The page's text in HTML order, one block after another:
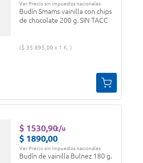
Ver Precio sin impuestos nacionales
Budín Smams vainilla con chips
de chocolate 200 g. SIN TACC
$ 35.895,00 1 K.
$ 1530,90c/u
$ 1890,00
Ver Precio sin impuestos nacionales
Budín de vainilla Bulnez 180 g.